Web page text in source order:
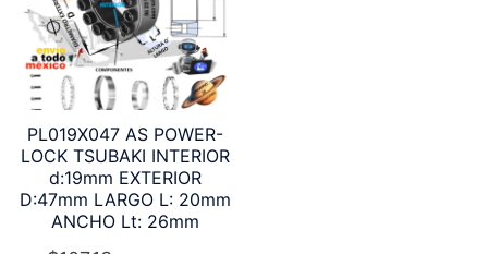
PL019X047 AS POWER-
LOCK TSUBAKI INTERIOR
d:19mm EXTERIOR
D:47mm LARGO L: 20mm
ANCHO Lt: 26mm